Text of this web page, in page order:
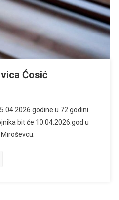
Ćosić
u 72.godini
bit će 10.04.2026.god u